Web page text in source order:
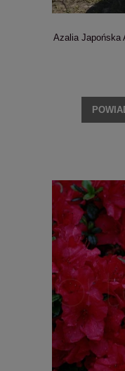
Azalia Japońska